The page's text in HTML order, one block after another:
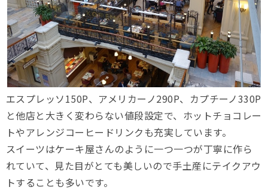
エスプレッソ150P、アメリカーノ290P、カプチーノ330P
と他店と大きく変わらない値段設定で、ホットチョコレー
トやアレンジコーヒードリンクも充実しています。
スイーツはケーキ屋さんのように一つ一つが丁寧に作ら
れていて、見た目がとても美しいので手土産にテイクアウ
トすることも多いです。